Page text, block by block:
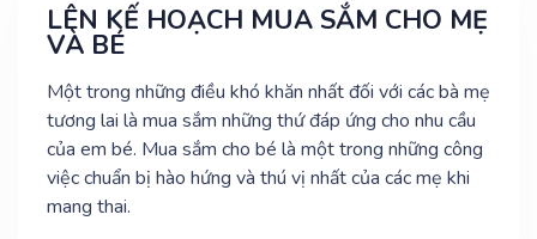
LÊN KẾ HOẠCH MUA SẮM CHO MẸ
VÀ BÉ
Một trong những điều khó khăn nhất đối với các bà mẹ
tương lai là mua sắm những thứ đáp ứng cho nhu cầu
của em bé. Mua sắm cho bé là một trong những công
việc chuẩn bị hào hứng và thú vị nhất của các mẹ khi
mang thai.